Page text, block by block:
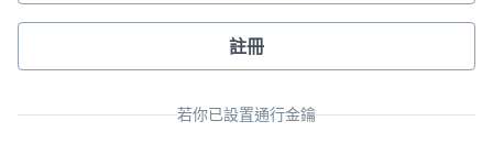
註冊
若你已設置通行金鑰